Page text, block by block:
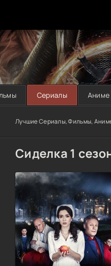
Сериалы Аниме
Лучшие Сериалы, Фильмы,
Сиделка 1